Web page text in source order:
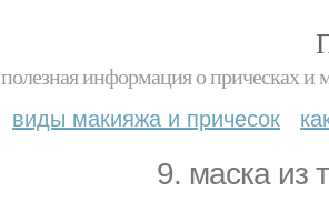
полезная информация о прическах и
виды макияжа и причесок
9. маска из